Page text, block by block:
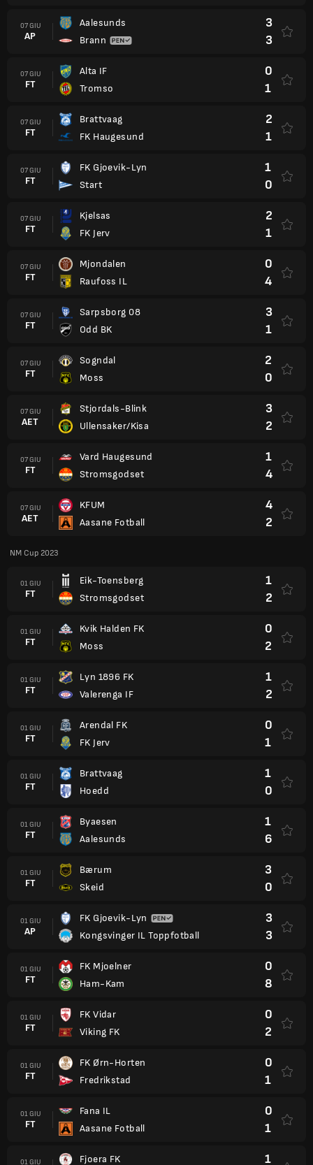
07 GIU
AP
Aalesunds
Brann
3
3
07 GIU
FT
Alta IF
Tromso
0
1
07 GIU
FT
Brattvaag
FK Haugesund
2
1
07 GIU
FT
FK Gjoevik-Lyn
Start
1
0
07 GIU
FT
Kjelsas
FK Jerv
2
1
07 GIU
FT
Mjondalen
Raufoss IL
0
4
07 GIU
FT
Sarpsborg 08
Odd BK
3
1
07 GIU
FT
Sogndal
Moss
2
0
07 GIU
AET
Stjordals-Blink
Ullensaker/Kisa
3
2
07 GIU
FT
Vard Haugesund
Stromsgodset
1
4
07 GIU
AET
KFUM
Aasane Fotball
4
2
NM Cup 2023
01 GIU
FT
Eik-Toensberg
Stromsgodset
1
2
01 GIU
FT
Kvik Halden FK
Moss
0
2
01 GIU
FT
Lyn 1896 FK
Valerenga IF
1
2
01 GIU
FT
Arendal FK
FK Jerv
0
1
01 GIU
FT
Brattvaag
Hoedd
1
0
01 GIU
FT
Byaesen
Aalesunds
1
6
01 GIU
FT
Bærum
Skeid
3
0
01 GIU
AP
FK Gjoevik-Lyn
Kongsvinger IL Toppfotball
3
3
01 GIU
FT
FK Mjoelner
Ham-Kam
0
8
01 GIU
FT
FK Vidar
Viking FK
0
2
01 GIU
FT
FK Ørn-Horten
Fredrikstad
0
1
01 GIU
FT
Fana IL
Aasane Fotball
0
1
01 GIU Fjoera FK 1